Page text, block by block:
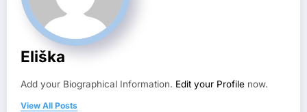
Eliška
Add your Biographical Information. Edit your Profile now.
View All Posts